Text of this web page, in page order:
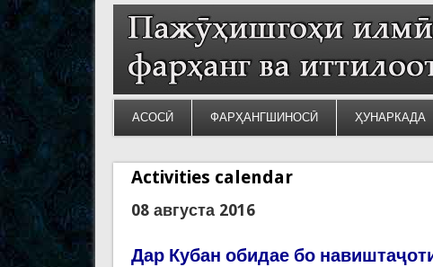
АСОСӢ ФАРҲАНГШИНОСӢ ҲУНАРКАДА
Activities calendar
08 августа 2016
Дар Кубан обидае бо